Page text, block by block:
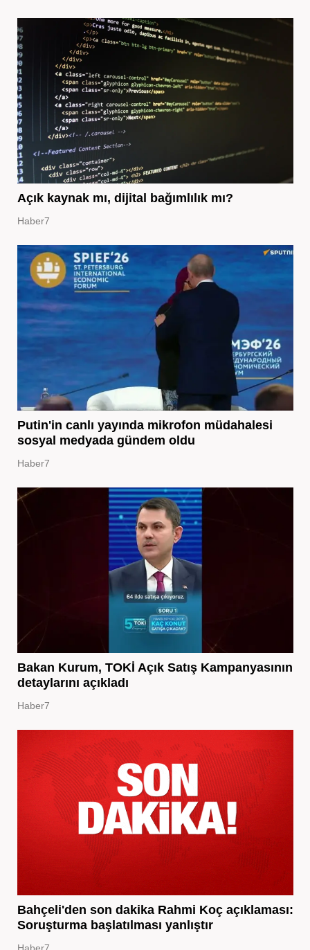
Açık kaynak mı, dijital bağımlılık mı?
Haber7
Putin'in canlı yayında mikrofon müdahalesi
sosyal medyada gündem oldu
Haber7
Bakan Kurum, TOKİ Açık Satış Kampanyasının
detaylarını açıkladı
Haber7
Bahçeli'den son dakika Rahmi Koç açıklaması:
Soruşturma başlatılması yanlıştır